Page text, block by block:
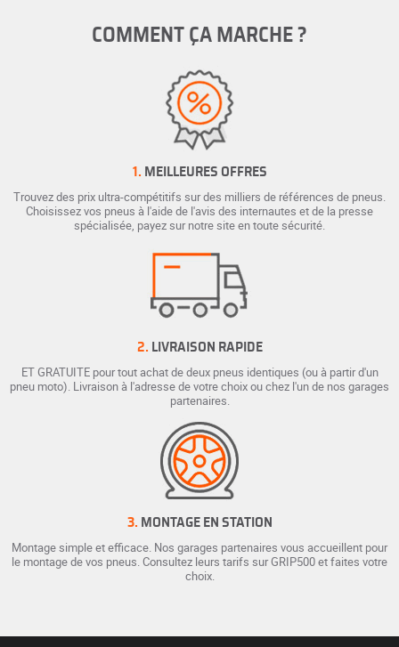
COMMENT ÇA MARCHE ?
1. MEILLEURES OFFRES
Trouvez des prix ultra-compétitifs sur des milliers de références de pneus.
Choisissez vos pneus à l'aide de l'avis des internautes et de la presse
spécialisée, payez sur notre site en toute sécurité.
2. LIVRAISON RAPIDE
ET GRATUITE pour tout achat de deux pneus identiques (ou à partir d'un
pneu moto). Livraison à l'adresse de votre choix ou chez l'un de nos garages
partenaires.
3. MONTAGE EN STATION
Montage simple et efficace. Nos garages partenaires vous accueillent pour
le montage de vos pneus. Consultez leurs tarifs sur GRIP500 et faites votre
choix.